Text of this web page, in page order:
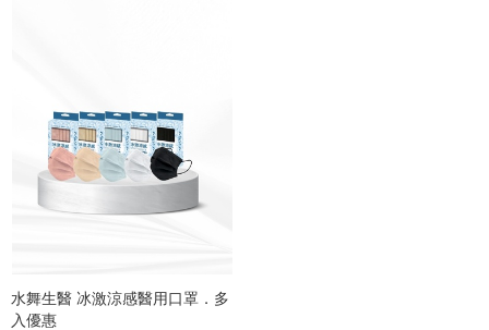
水舞生醫 冰激涼感醫用口罩．多
入優惠